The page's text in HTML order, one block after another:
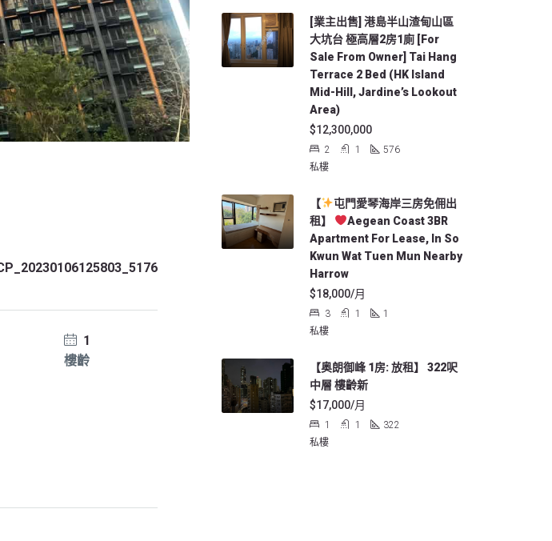
1
樓齡
[業主出售] 港島半山渣甸山區
大坑台 極高層2房1廁 [For
Sale From Owner] Tai Hang
Terrace 2 Bed (HK Island
Mid-Hill, Jardine’s Lookout
Area)
$12,300,000
2 1
576
私樓
【
屯門愛琴海岸三房免佣出
租】
Aegean Coast 3BR
Apartment For Lease, In So
Kwun Wat Tuen Mun Nearby
Harrow
$18,000/月
3 1
1
私樓
【奥朗御峰 1房: 放租】 322呎
中層 樓齡新
$17,000/月
1 1
322
私樓